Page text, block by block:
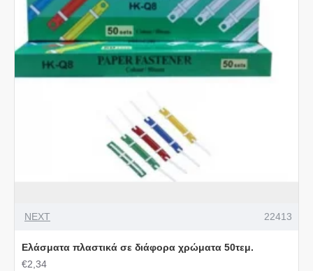
NEXT 22413
Ελάσματα πλαστικά σε διάφορα χρώματα 50τεμ.
€2,34